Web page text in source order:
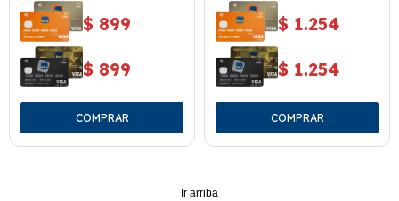
$ 899
$ 899
$ 1.254
$ 1.254
Ir arriba